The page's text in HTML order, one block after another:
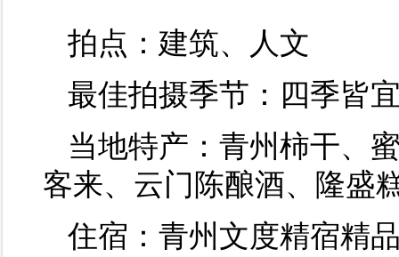
拍点：建筑、人文
最佳拍摄季节：四季皆
当地特产：青州柿干、
客来、云门陈酿酒、隆盛
住宿：青州文度精宿精